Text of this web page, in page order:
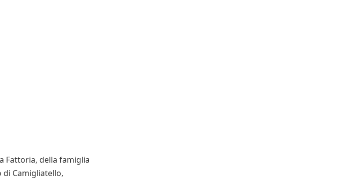
Fattoria, della famiglia
Camigliatello,